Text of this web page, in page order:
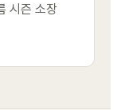
시즌 소장